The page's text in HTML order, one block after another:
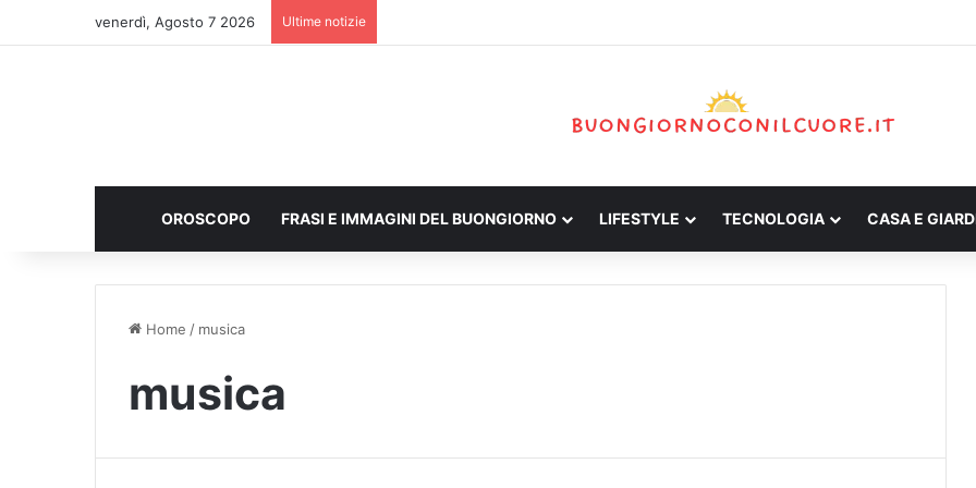
venerdì, Agosto 7 2026 Ultime notizie
OROSCOPO FRASI E IMMAGINI DEL BUONGIORNO LIFESTYLE TECNOLOGIA CASA E
Home / musica
musica